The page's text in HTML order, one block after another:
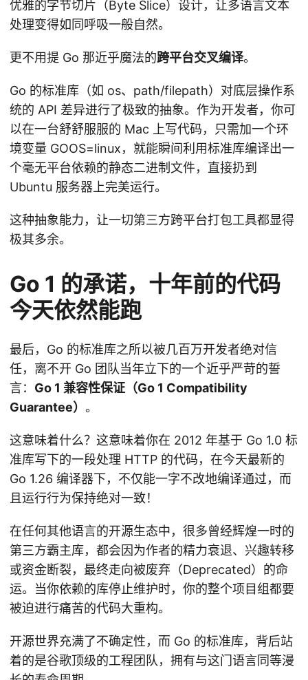
优雅的字节切片（Byte Slice）设计，让多语言文本
处理变得如同呼吸一般自然。
更不用提 Go 那近乎魔法的跨平台交叉编译。
Go 的标准库（如 os、path/filepath）对底层操作系
统的 API 差异进行了极致的抽象。作为开发者，你可
以在一台舒舒服服的 Mac 上写代码，只需加一个环
境变量 GOOS=linux，就能瞬间利用标准库编译出一
个毫无平台依赖的静态二进制文件，直接扔到
Ubuntu 服务器上完美运行。
这种抽象能力，让一切第三方跨平台打包工具都显得
极其多余。
Go 1 的承诺，十年前的代码
今天依然能跑
最后，Go 的标准库之所以被几百万开发者绝对信
任，离不开 Go 团队当年立下的一个近乎严苛的誓
言： Go 1 兼容性保证（Go 1 Compatibility
Guarantee） 。
这意味着什么？这意味着你在 2012 年基于 Go 1.0 标
准库写下的一段处理 HTTP 的代码，在今天最新的
Go 1.26 编译器下，不仅能一字不改地编译通过，而
且运行行为保持绝对一致！
在任何其他语言的开源生态中，很多曾经辉煌一时的
第三方霸主库，都会因为作者的精力衰退、兴趣转移
或资金断裂，最终走向被废弃（Deprecated）的命
运。当你依赖的库停止维护时，你的整个项目组都要
被迫进行痛苦的代码大重构。
开源世界充满了不确定性，而 Go 的标准库，背后站
着的是谷歌顶级的工程团队，拥有与这门语言同等漫